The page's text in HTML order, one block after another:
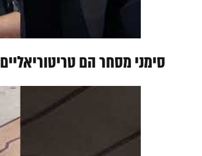
סימני מסחר הם טריטוריאליים